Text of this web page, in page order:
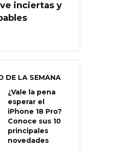
inciertas y
DE LA SEMANA
¿Vale la pena
esperar el
iPhone 18 Pro?
Conoce sus 10
principales
novedades